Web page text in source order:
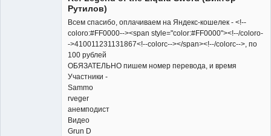
Рутилов)
Всем спасибо, оплачиваем на Яндекс-кошелек - <!--
coloro:#FF0000--><span style="color:#FF0000"><!--/coloro-
->410011231131867<!--colorc--></span><!--/colorc-->, по
100 рублей
ОБЯЗАТЕЛЬНО пишем номер перевода, и время
Участники -
Sammo
rveger
анемподист
Видео
Grun D